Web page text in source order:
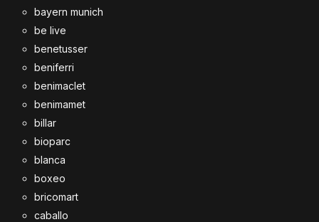
bayern munich
be live
benetusser
beniferri
benimaclet
benimamet
billar
bioparc
blanca
boxeo
bricomart
caballo